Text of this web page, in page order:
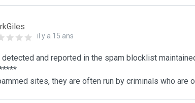
il y a 15 ans
and reported in the spam blocklist
sites, they are often run by criminals who are